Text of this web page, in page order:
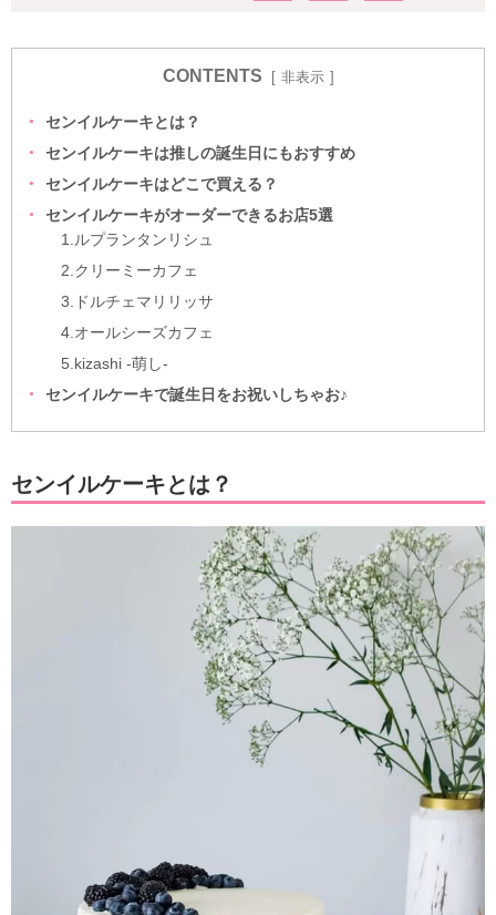
CONTENTS 非表示
センイルケーキとは？
センイルケーキは推しの誕生日にもおすすめ
センイルケーキはどこで買える？
センイルケーキがオーダーできるお店5選
1.ルプランタンリシュ
2.クリーミーカフェ
3.ドルチェマリリッサ
4.オールシーズカフェ
5.kizashi -萌し-
センイルケーキで誕生日をお祝いしちゃお♪
センイルケーキとは？